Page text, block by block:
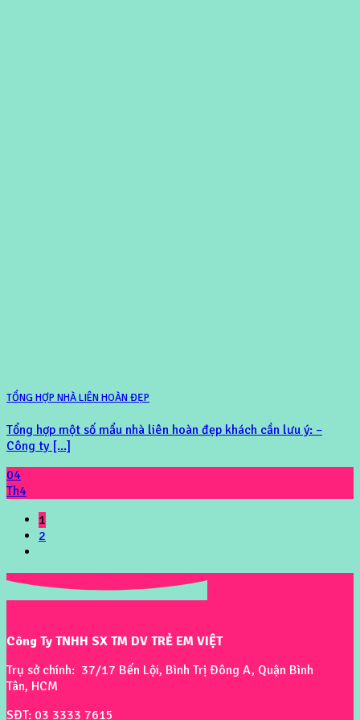
TỔNG HỢP NHÀ LIÊN HOÀN ĐẸP
Tổng hợp một số mẩu nhà liên hoàn đẹp khách cần lưu ý: –
Công ty [...]
04
Th4
1
2
Công Ty TNHH SX TM DV TRẺ EM VIỆT
Trụ sở chính: 37/17 Bến Lội, Bình Trị Đông A, Quận Bình
Tân, HCM
SĐT: 03 3333 7615